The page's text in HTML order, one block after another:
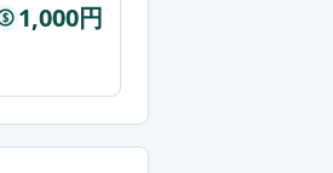
$ 1,000円